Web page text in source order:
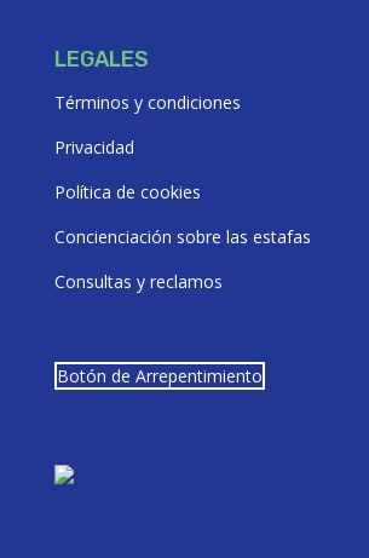
LEGALES
Términos y condiciones
Privacidad
Política de cookies
Concienciación sobre las estafas
Consultas y reclamos
Botón de Arrepentimiento